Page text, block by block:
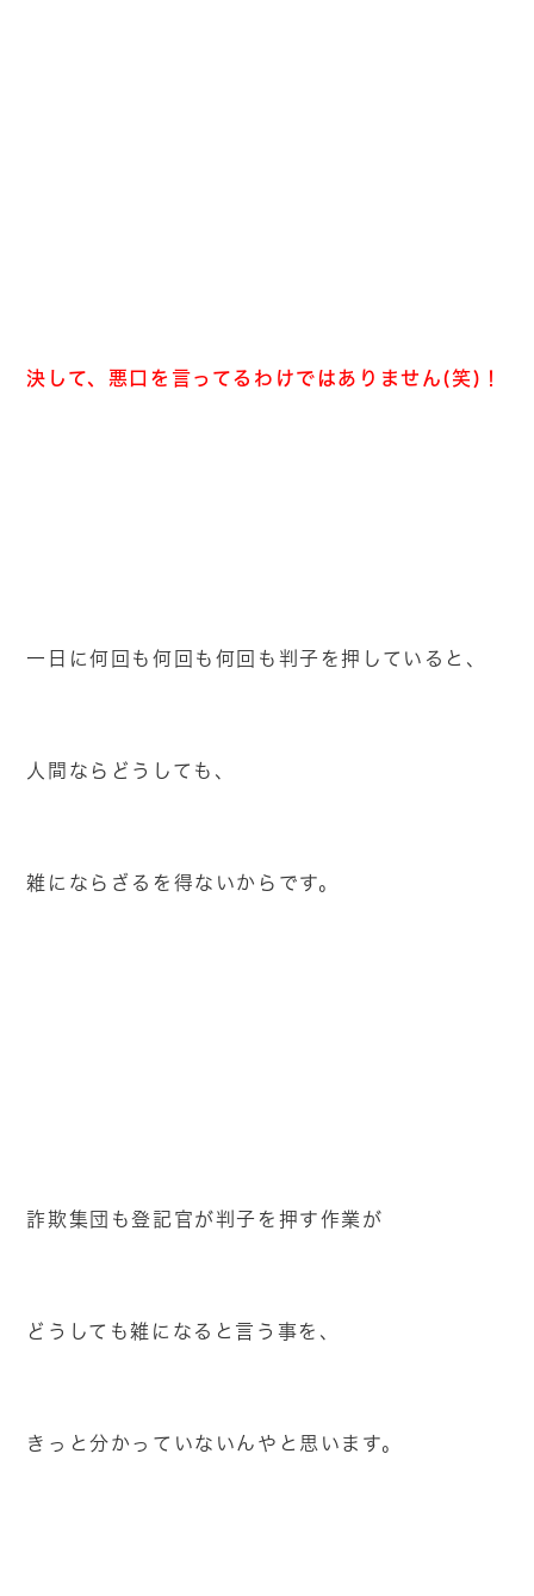
決して、悪口を言ってるわけではありません(笑)！
一日に何回も何回も何回も判子を押していると、
人間ならどうしても、
雑にならざるを得ないからです。
詐欺集団も登記官が判子を押す作業が
どうしても雑になると言う事を、
きっと分かっていないんやと思います。